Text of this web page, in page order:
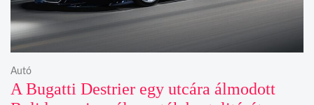
A Bugatti Destrier egy utcára álmodott
Autó